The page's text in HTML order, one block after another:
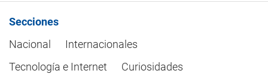
Secciones
Nacional
Internacionales
Tecnología e Internet
Curiosidades